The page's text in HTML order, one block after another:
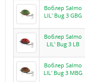
Воблер Salmo
LIL’ Bug 3 GBG
Воблер Salmo
LIL’ Bug 3 LB
Воблер Salmo
LIL’ Bug 3 MBG